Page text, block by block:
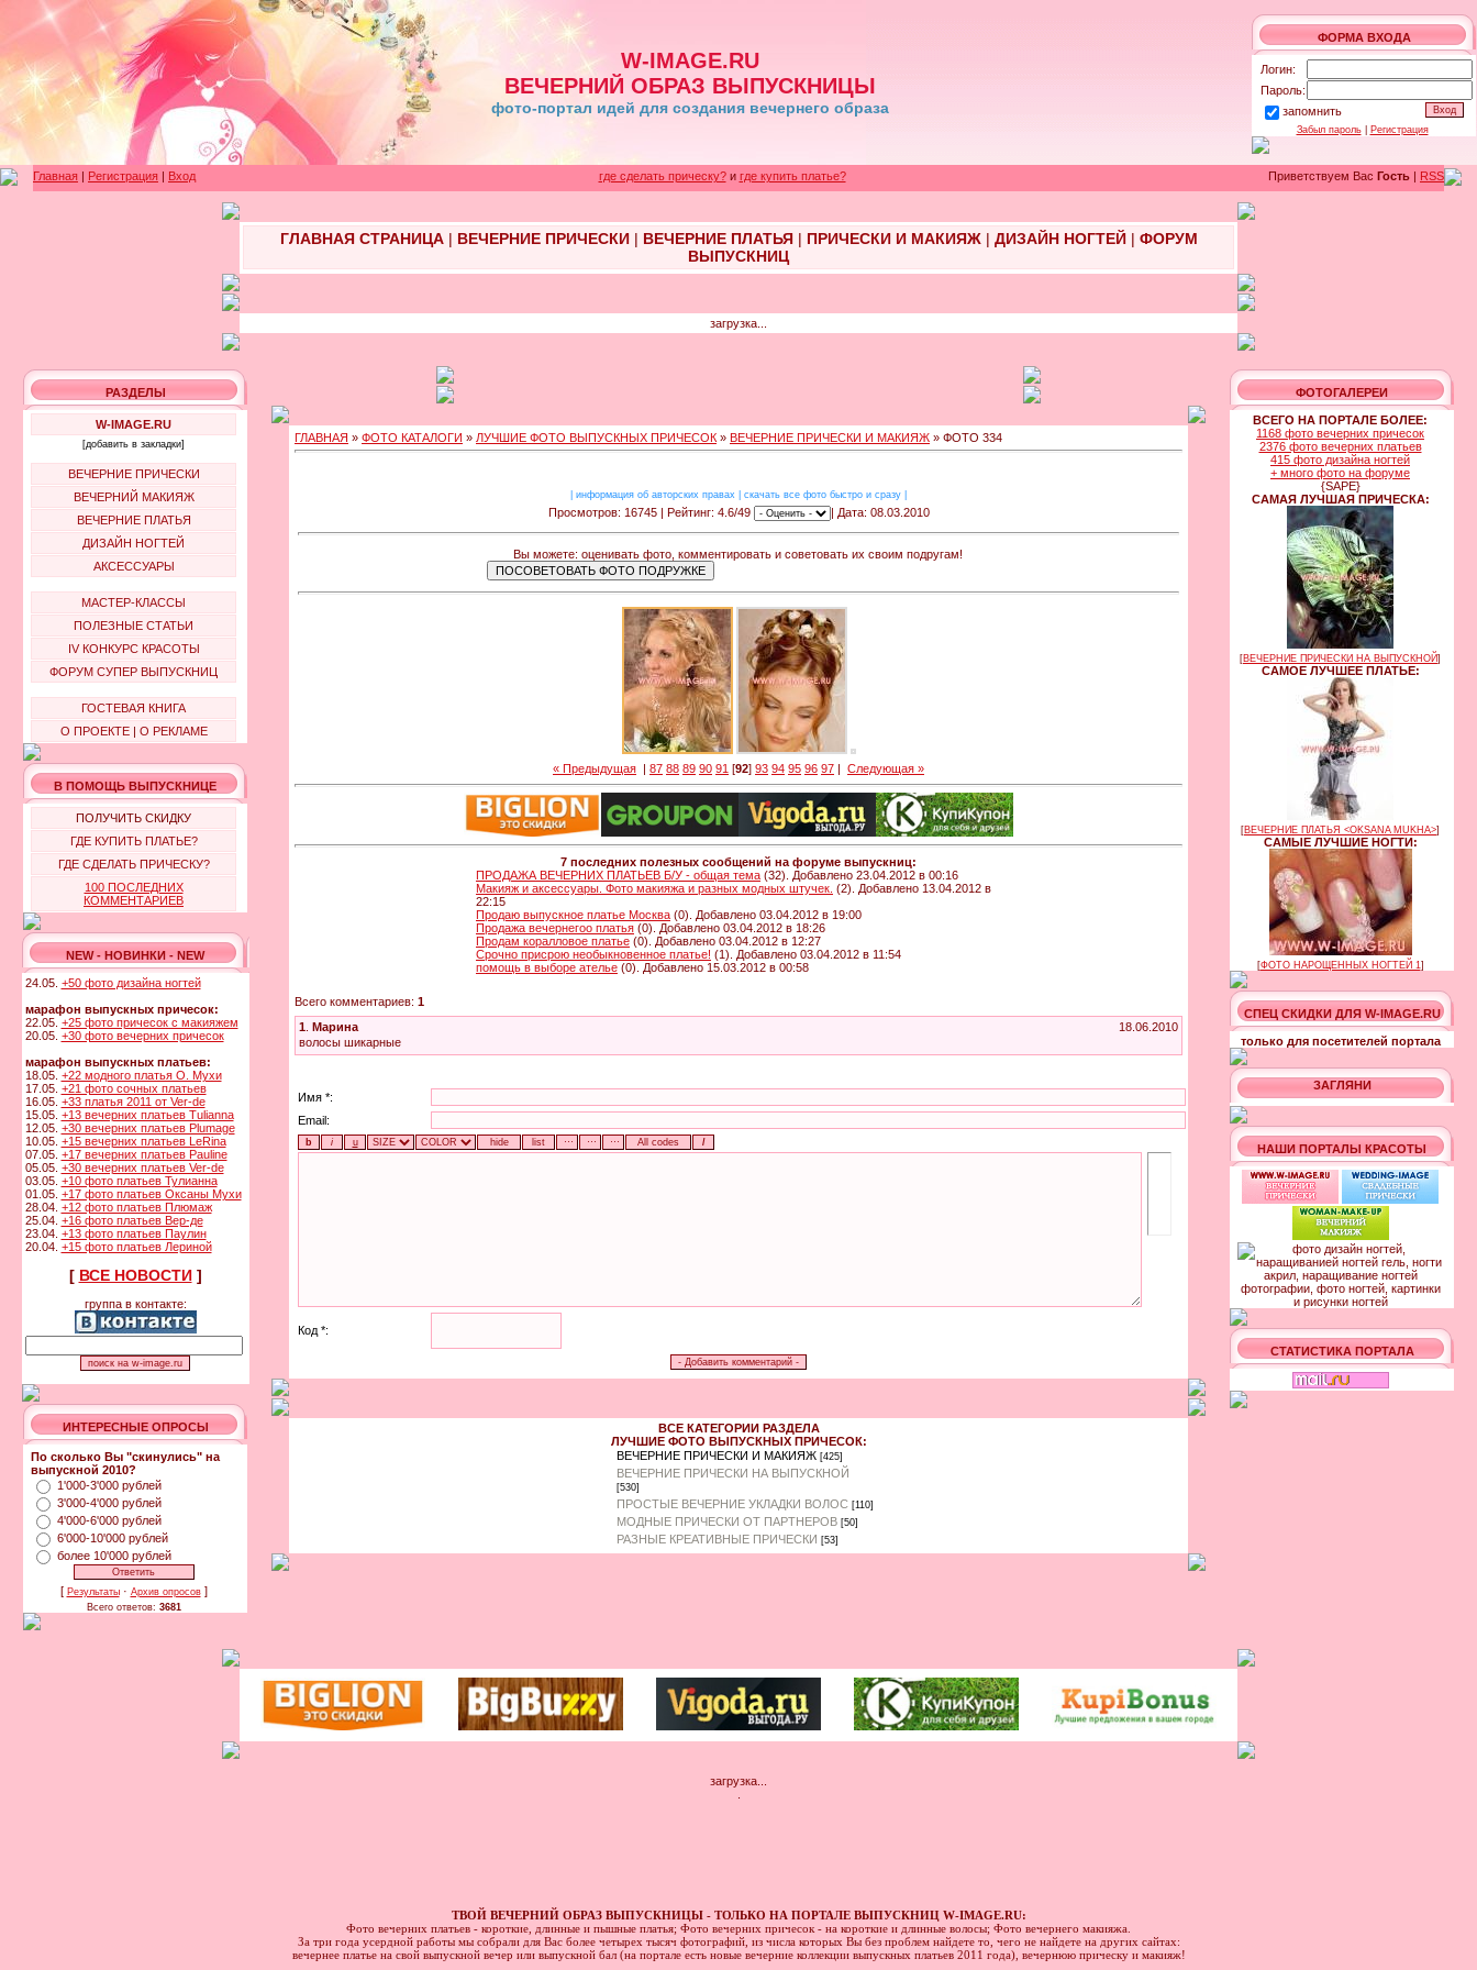
W-IMAGE.RU
ВЕЧЕРНИЙ ОБРАЗ ВЫПУСКНИЦЫ
фото-портал идей для создания вечернего образа
ФОРМА ВХОДА
Логин:
Пароль:
запомнить
Забыл пароль| Регистрация
Главная | Регистрация | Вход где сделать прическу?и где купить платье? Приветствуем Вас Гость | RSS
ГЛАВНАЯ СТРАНИЦА| ВЕЧЕРНИЕ ПРИЧЕСКИ| ВЕЧЕРНИЕ ПЛАТЬЯ| ПРИЧЕСКИ И МАКИЯЖ| ДИЗАЙН НОГТЕЙ| ФОРУМ
ВЫПУСКНИЦ
загрузка...
РАЗДЕЛЫ
W-IMAGE.RU
[добавить в закладки]
ВЕЧЕРНИЕ ПРИЧЕСКИ
ВЕЧЕРНИЙ МАКИЯЖ
ВЕЧЕРНИЕ ПЛАТЬЯ
ДИЗАЙН НОГТЕЙ
АКСЕССУАРЫ
МАСТЕР-КЛАССЫ
ПОЛЕЗНЫЕ СТАТЬИ
IV КОНКУРС КРАСОТЫ
ФОРУМ СУПЕР ВЫПУСКНИЦ
ГОСТЕВАЯ КНИГА
О ПРОЕКТЕ| О РЕКЛАМЕ
В ПОМОЩЬ ВЫПУСКНИЦЕ
ПОЛУЧИТЬ СКИДКУ
ГДЕ КУПИТЬ ПЛАТЬЕ?
ГДЕ СДЕЛАТЬ ПРИЧЕСКУ?
100 ПОСЛЕДНИХ
КОММЕНТАРИЕВ
NEW - НОВИНКИ - NEW
24.05. +50 фото дизайна ногтей
марафон выпускных причесок:
22.05. +25 фото причесок с макияжем
20.05. +30 фото вечерних причесок
марафон выпускных платьев:
18.05. +22 модного платья О. Мухи
17.05. +21 фото сочных платьев
16.05. +33 платья 2011 от Ver-de
15.05. +13 вечерних платьев Tulianna
12.05. +30 вечерних платьев Plumage
10.05. +15 вечерних платьев LeRina
07.05. +17 вечерних платьев Pauline
05.05. +30 вечерних платьев Ver-de
03.05. +10 фото платьев Тулианна
01.05. +17 фото платьев Оксаны Мухи
28.04. +12 фото платьев Плюмаж
25.04. +16 фото платьев Вер-де
23.04. +13 фото платьев Паулин
20.04. +15 фото платьев Лериной
[ ВСЕ НОВОСТИ]
группа в контакте:
ИНТЕРЕСНЫЕ ОПРОСЫ
По сколько Вы "скинулись" на
выпускной 2010?
1'000-3'000 рублей
3'000-4'000 рублей
4'000-6'000 рублей
6'000-10'000 рублей
более 10'000 рублей
[ Результаты· Архив опросов]
Всего ответов: 3681
ГЛАВНАЯ » ФОТО КАТАЛОГИ » ЛУЧШИЕ ФОТО ВЫПУСКНЫХ ПРИЧЕСОК » ВЕЧЕРНИЕ ПРИЧЕСКИ И МАКИЯЖ » ФОТО 334
информация об авторских правах скачать все фото быстро и сразу
Просмотров: 16745 | Рейтинг: 4.6/49 | Дата: 08.03.2010
Вы можете: оценивать фото, комментировать и советовать их своим подругам!
« Предыдущая | 87 88 89 90 91 [92] 93 94 95 96 97 | Следующая »
7 последних полезных сообщений на форуме выпускниц:
ПРОДАЖА ВЕЧЕРНИХ ПЛАТЬЕВ Б/У - общая тема (32). Добавлено 23.04.2012 в 00:16
Макияж и аксессуары. Фото макияжа и разных модных штучек. (2). Добавлено 13.04.2012 в
22:15
Продаю выпускное платье Москва (0). Добавлено 03.04.2012 в 19:00
Продажа вечернегоо платья (0). Добавлено 03.04.2012 в 18:26
Продам коралловое платье (0). Добавлено 03.04.2012 в 12:27
Срочно присрою необыкновенное платье! (1). Добавлено 03.04.2012 в 11:54
помощь в выборе ателье (0). Добавлено 15.03.2012 в 00:58
Всего комментариев: 1
18.06.2010
1 Марина
волосы шикарные
Имя *:
Email:
Код *:
ВСЕ КАТЕГОРИИ РАЗДЕЛА
ЛУЧШИЕ ФОТО ВЫПУСКНЫХ ПРИЧЕСОК:
ВЕЧЕРНИЕ ПРИЧЕСКИ И МАКИЯЖ [425]
ВЕЧЕРНИЕ ПРИЧЕСКИ НА ВЫПУСКНОЙ
[530]
ПРОСТЫЕ ВЕЧЕРНИЕ УКЛАДКИ ВОЛОС [110]
МОДНЫЕ ПРИЧЕСКИ ОТ ПАРТНЕРОВ [50]
РАЗНЫЕ КРЕАТИВНЫЕ ПРИЧЕСКИ [53]
ФОТОГАЛЕРЕИ
ВСЕГО НА ПОРТАЛЕ БОЛЕЕ:
1168 фото вечерних причесок
2376 фото вечерних платьев
415 фото дизайна ногтей
+ много фото на форуме
{SAPE}
САМАЯ ЛУЧШАЯ ПРИЧЕСКА:
[ВЕЧЕРНИЕ ПРИЧЕСКИ НА ВЫПУСКНОЙ]
САМОЕ ЛУЧШЕЕ ПЛАТЬЕ:
[ВЕЧЕРНИЕ ПЛАТЬЯ <OKSANA MUKHA>]
САМЫЕ ЛУЧШИЕ НОГТИ:
[ФОТО НАРОЩЕННЫХ НОГТЕЙ 1]
СПЕЦ СКИДКИ ДЛЯ W-IMAGE.RU
только для посетителей портала
ЗАГЛЯНИ
НАШИ ПОРТАЛЫ КРАСОТЫ
СТАТИСТИКА ПОРТАЛА
загрузка...
ТВОЙ ВЕЧЕРНИЙ ОБРАЗ ВЫПУСКНИЦЫ - ТОЛЬКО НА ПОРТАЛЕ ВЫПУСКНИЦ W-IMAGE.RU:
Фото вечерних платьев - короткие, длинные и пышные платья; Фото вечерних причесок - на короткие и длинные волосы; Фото вечернего макияжа.
За три года усердной работы мы собрали для Вас более четырех тысяч фотографий, из числа которых Вы без проблем найдете то, чего не найдете на других сайтах:
вечернее платье на свой выпускной вечер или выпускной бал (на портале есть новые вечерние коллекции выпускных платьев 2011 года), вечернюю прическу и макияж!